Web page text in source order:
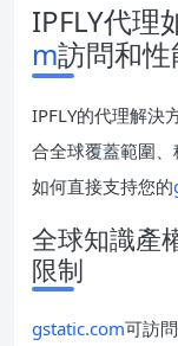
IPFLY代理
m訪問和
IPFLY的代理解決
合全球覆蓋範圍
如何直接支持您的
全球知識產
限制
gstatic.com可訪